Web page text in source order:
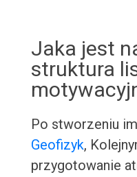
Jaka jest
struktura
Po stworzeniu
Geofizyk,
przygotowanie